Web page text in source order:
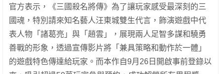
官方表示，《三國殺名將傳》為了讓玩家感受最深刻的三
國魂，特別請來知名藝人汪東城雙生代言，飾演遊戲中代
表人物「諸葛亮」與「趙雲」，展現兩人足智多謀和驍勇
善戰的形象，透過宣傳影片將「兼具策略和動作於一體」
的遊戲特色傳達給玩家。而本作自9月26日開啟事前登錄以